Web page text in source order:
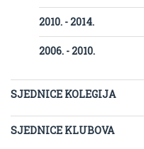
2010. - 2014.
2006. - 2010.
SJEDNICE KOLEGIJA
SJEDNICE KLUBOVA